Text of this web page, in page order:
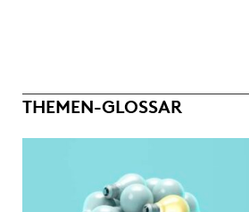
THEMEN-GLOSSAR